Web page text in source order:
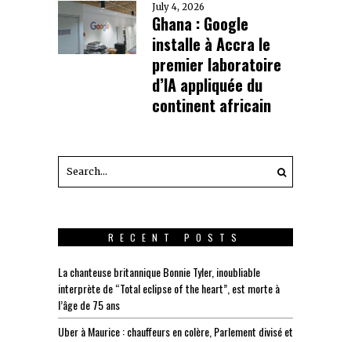
July 4, 2026
Ghana : Google
installe à Accra le
premier laboratoire
d’IA appliquée du
continent africain
RECENT POSTS
La chanteuse britannique Bonnie Tyler, inoubliable
interprète de “Total eclipse of the heart”, est morte à
l’âge de 75 ans
Uber à Maurice : chauffeurs en colère, Parlement divisé et